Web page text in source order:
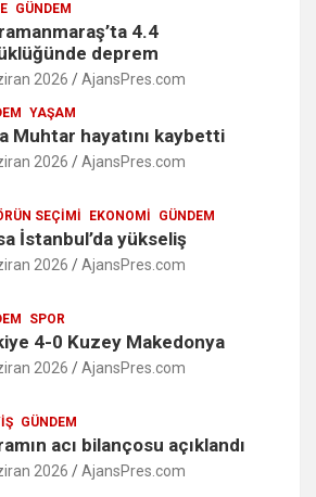
GÜNDEM
4.4
deprem
2026 AjansPres.com
YAŞAM
Muhtar hayatını kaybetti
2026 AjansPres.com
SEÇIMI EKONOMI GÜNDEM
İstanbul’da yükseliş
2026 AjansPres.com
SPOR
4-0 Kuzey Makedonya
2026 AjansPres.com
GÜNDEM
acı bilançosu açıklandı
2026 AjansPres.com